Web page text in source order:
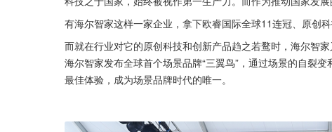
有海尔智家这样一家企业，拿下欧睿国际全球11连冠、原创
而就在行业对它的原创科技和创新产品趋之若鹜时，海尔智
海尔智家发布全球首个场景品牌“三翼鸟”，通过场景的自裂
最佳体验，成为场景品牌时代的唯一。